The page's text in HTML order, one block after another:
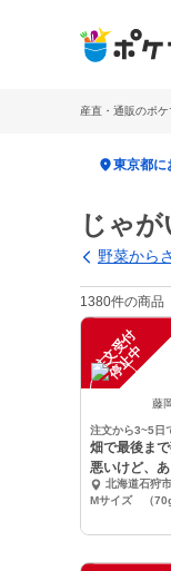
産直・通販のポケ
location_on東京都に
じゃ
野菜から
1380件の商品
注
文
受
付
停
止
中
藤
注文から3~5日
畑で最後ま
悪いけど、
凋剤不使用
北海道石狩